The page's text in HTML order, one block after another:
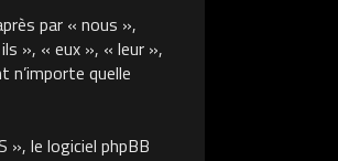
par « nous »,
», « eux », « leur »,
n’importe quelle
», le logiciel phpBB